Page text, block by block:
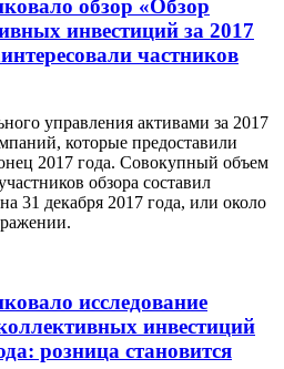
обзор «Обзор
инвестиций за 2017
частников
управления активами за 2017
которые предоставили
2017 года. Совокупный объем
обзора составил
31 декабря 2017 года, или около
исследование
инвестиций
розница становится